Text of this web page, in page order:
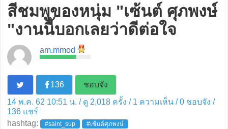
สีชมพูของหนุ่ม "เซ้นต์ ศุภพงษ์
"งานนี้บอกเลยว่าดีต่อใจ
am.mmod
136
ชอบจัง
14 พ.ค. 62 10:51 น. / ดู 2,018 ครั้ง / 1 ความเห็น /0ชอบจัง /
136แชร์
hashtag:
#saint_sup #เซ้นต์ศุภพงษ์